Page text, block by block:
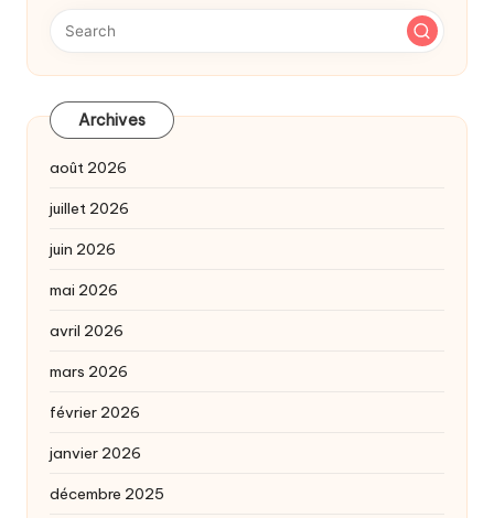
Archives
août 2026
juillet 2026
juin 2026
mai 2026
avril 2026
mars 2026
février 2026
janvier 2026
décembre 2025